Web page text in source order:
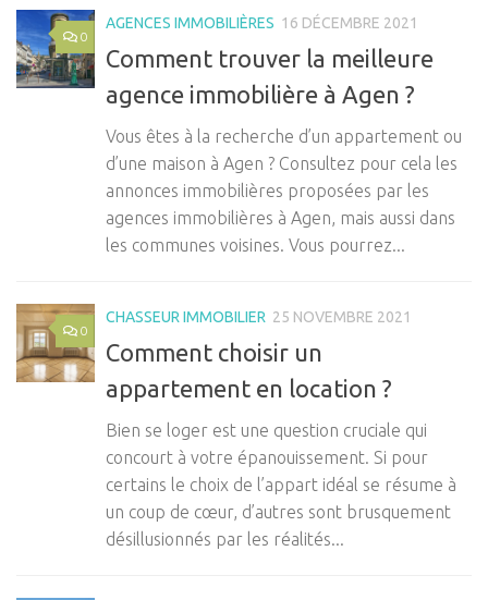
0
AGENCES IMMOBILIÈRES 16 DÉCEMBRE 2021
Comment trouver la meilleure
agence immobilière à Agen ?
Vous êtes à la recherche d’un appartement ou
d’une maison à Agen ? Consultez pour cela les
annonces immobilières proposées par les
agences immobilières à Agen, mais aussi dans
les communes voisines. Vous pourrez...
0
CHASSEUR IMMOBILIER 25 NOVEMBRE 2021
Comment choisir un
appartement en location ?
Bien se loger est une question cruciale qui
concourt à votre épanouissement. Si pour
certains le choix de l’appart idéal se résume à
un coup de cœur, d’autres sont brusquement
désillusionnés par les réalités...